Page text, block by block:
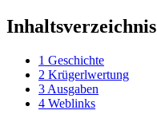
Inhaltsverzeichnis
1 Geschichte
2 Krügerlwertung
3 Ausgaben
4 Weblinks